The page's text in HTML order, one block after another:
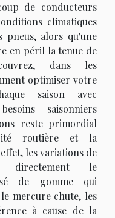
de conducteurs
climatiques
alors qu'une
en péril la tenue de
dans les
optimiser votre
saison avec
saisonniers
reste primordial
routière et la
les variations de
directement le
de gomme qui
mercure chute, les
à cause de la